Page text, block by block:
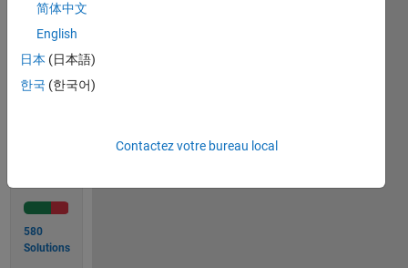
1.75 2
Solve
580
Solutions
简体中文
English
日本 (日本語)
한국 (한국어)
Contactez votre bureau local